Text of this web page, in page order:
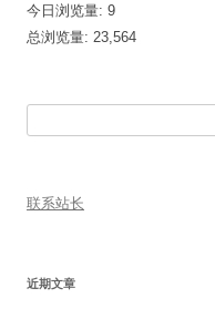
今日浏览量: 9
总浏览量: 23,564
索：
联系站长
近期文章